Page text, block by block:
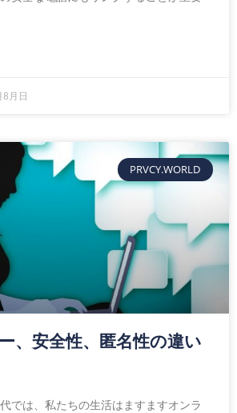
月日
PRVCY.WORLD
、安全性、匿名性の違い
では、私たちの生活はますますオンラ